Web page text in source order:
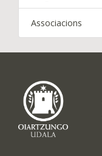
Associacions